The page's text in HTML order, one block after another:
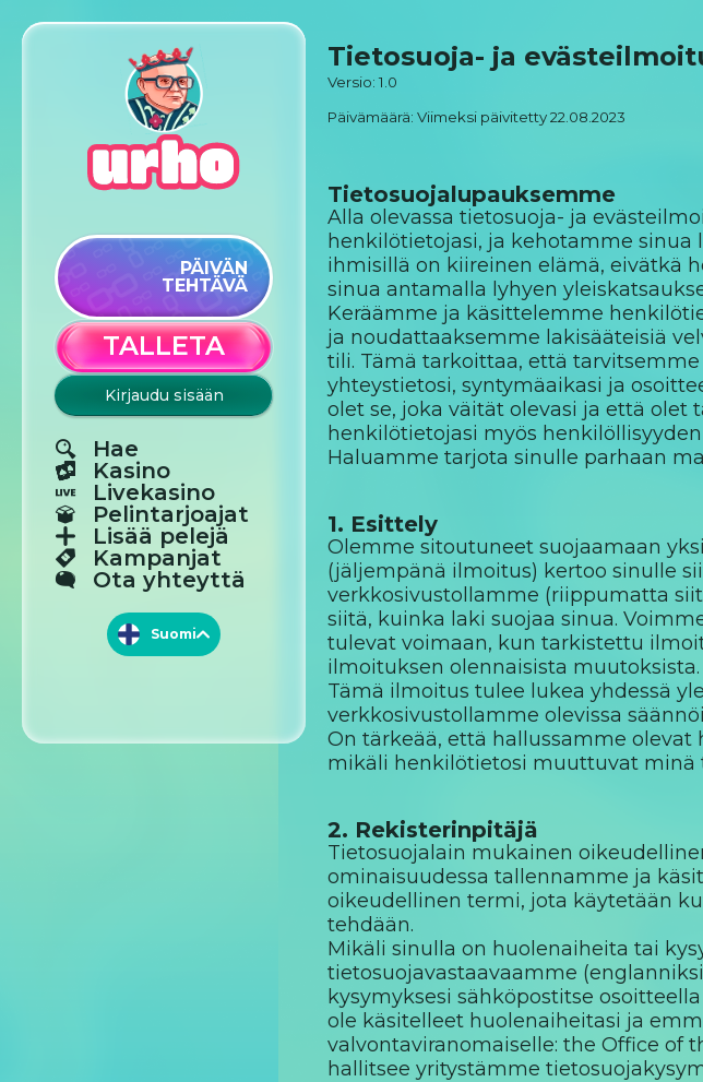
PÄIVÄN
TEHTÄVÄ
TALLETA
Kirjaudu sisään
Hae
Kasino
Livekasino
Pelintarjoajat
Lisää pelejä
Kampanjat
Ota yhteyttä
Suomi
Suomi
Tietosuoja- ja
Versio: 1.0
Päivämäärä: Viimeksi päivitetty 22.08.2023
Tietosuojalupauksemme
Alla olevassa tietosuoja- ja
henkilötietojasi, ja kehotamme
ihmisillä on kiireinen elämä, eivätkä
sinua antamalla lyhyen
Keräämme ja käsittelemme
ja noudattaaksemme lakisääteisiä
tili. Tämä tarkoittaa, että
yhteystietosi, syntymäaikasi ja
olet se, joka väität olevasi ja että
henkilötietojasi myös
Haluamme tarjota sinulle parhaan
1. Esittely
Olemme sitoutuneet suojaamaan
(jäljempänä ilmoitus) kertoo sinulle
verkkosivustollamme (riippumatta
siitä, kuinka laki suojaa sinua.
tulevat voimaan, kun tarkistettu
ilmoituksen olennaisista
Tämä ilmoitus tulee lukea yhdessä
verkkosivustollamme olevissa
On tärkeää, että hallussamme
mikäli henkilötietosi muuttuvat minä
2. Rekisterinpitäjä
Tietosuojalain mukainen
ominaisuudessa tallennamme ja
oikeudellinen termi, jota käytetään
tehdään.
Mikäli sinulla on huolenaiheita tai
tietosuojavastaavaamme
kysymyksesi sähköpostitse
ole käsitelleet huolenaiheitasi ja
valvontaviranomaiselle: the Office of
hallitsee yritystämme